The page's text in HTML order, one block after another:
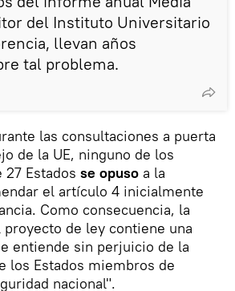
del Instituto Universitario
llevan años
tal problema.
las consultaciones a puerta
de la UE, ninguno de los
Estados se opuso a la
el artículo 4 inicialmente
Como consecuencia, la
de ley contiene una
entiende sin perjuicio de la
los Estados miembros de
nacional".